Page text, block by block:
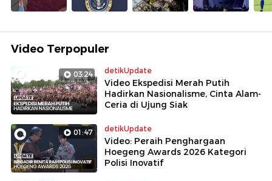
Video Terpopuler
03:24 detikUpdate
Video Ekspedisi Merah Putih
Hadirkan Nasionalisme, Cinta Alam-
Ceria di Ujung Siak
01:47 detikUpdate
Video: Peraih Penghargaan
Hoegeng Awards 2026 Kategori
Polisi Inovatif